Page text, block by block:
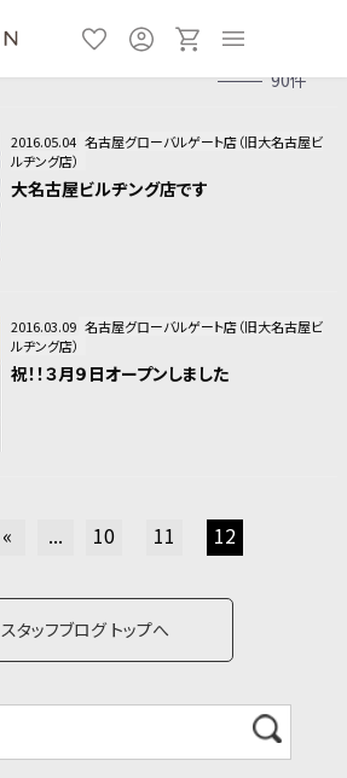
90件
2016.05.04 名古屋グローバルゲート店（旧大名古屋ビ
ルヂング店）
大名古屋ビルヂング店です
2016.03.09 名古屋グローバルゲート店（旧大名古屋ビ
ルヂング店）
祝！！３月９日オープンしました
« ... 10 11 12
スタッフブログ トップへ